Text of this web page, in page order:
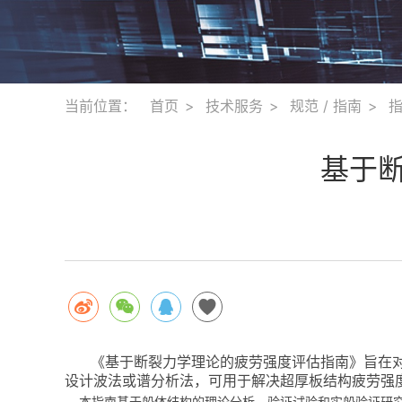
当前位置： 首页 技术服务 规范 / 指南
基于
《基于断裂力学理论的疲劳强度评估指南》旨
设计波法或谱分析法，可用于解决超厚板结构疲劳强